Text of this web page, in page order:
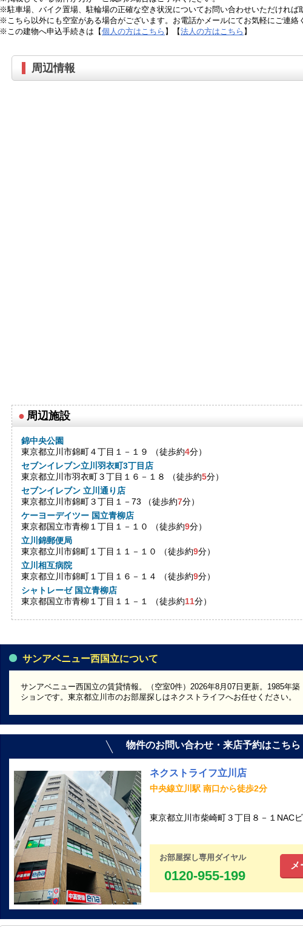
※駐車場、バイク置場、駐輪場の正確な空き状況についてお問い合わせいただければ
※こちら以外にも空室がある場合がございます。お電話かメールにてお気軽にご連絡
※この建物へ申込手続きは【個人の方はこちら 】【法人の方はこちら 】
周辺情報
● 周辺施設
錦中央公園
東京都立川市錦町４丁目１－１９ （徒歩約4分）
セブンイレブン立川羽衣町3丁目店
東京都立川市羽衣町３丁目１６－１８ （徒歩約5分）
セブンイレブン 立川通り店
東京都立川市錦町３丁目１－73 （徒歩約7分）
ケーヨーデイツー 国立青柳店
東京都国立市青柳１丁目１－１０ （徒歩約9分）
立川錦郵便局
東京都立川市錦町１丁目１１－１０ （徒歩約9分）
立川相互病院
東京都立川市錦町１丁目１６－１４ （徒歩約9分）
シャトレーゼ 国立青柳店
東京都国立市青柳１丁目１１－１ （徒歩約11分）
サンアベニュー西国立について
サンアベニュー西国立の賃貸情報。（空室0件）2026年8月07日更新。1985年
ションです。東京都立川市のお部屋探しはネクストライフへお任せください。
物件のお問い合わせ・来店予約はこちら
ネクストライフ立川店
中央線立川駅 南口から徒歩2分
東京都立川市柴崎町３丁目８－１NAC
お部屋探し専用ダイヤル
0120-955-199